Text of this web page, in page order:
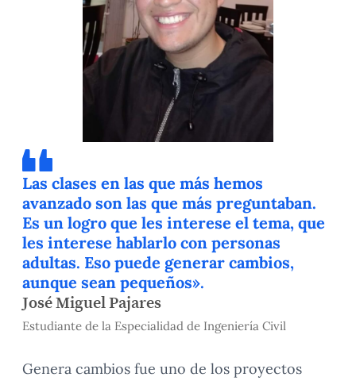
Las clases en las que más hemos
avanzado son las que más preguntaban.
Es un logro que les interese el tema, que
les interese hablarlo con personas
adultas. Eso puede generar cambios,
aunque sean pequeños».
José Miguel Pajares
Estudiante de la Especialidad de Ingeniería Civil
Genera cambios fue uno de los proyectos